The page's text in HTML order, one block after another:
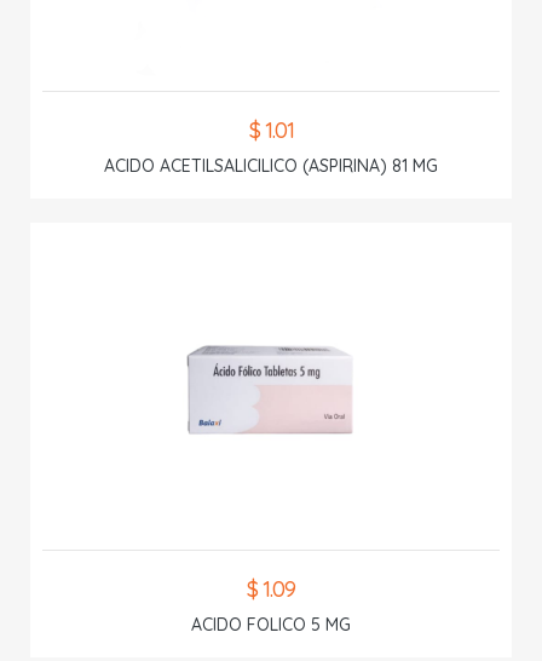
$ 1.01
ACIDO ACETILSALICILICO (ASPIRINA) 81 MG
$ 1.09
ACIDO FOLICO 5 MG